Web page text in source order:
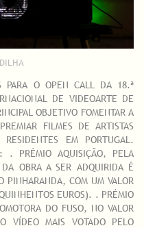
PARA O OPEN CALL DA 18.ª
DE VIDEOARTE DE
OBJETIVO FOMENTAR A
FILMES DE ARTISTAS
RESIDENTES EM PORTUGAL.
. PRÉMIO AQUISIÇÃO, PELA
OBRA A SER ADQUIRIDA É
PINHARANDA, COM UM VALOR
EUROS). . PRÉMIO
DO FUSO, NO VALOR
VÍDEO MAIS VOTADO PELO